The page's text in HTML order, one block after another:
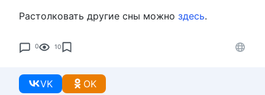
Растолковать другие сны можно здесь.
0 10
VK OK